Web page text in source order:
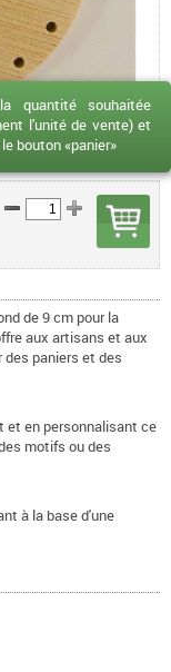
de 9 cm pour la
aux artisans et aux
des paniers et des
et en personnalisant ce
motifs ou des
à la base d'une
quantité souhaitée
l'unité de vente) et
bouton «panier»